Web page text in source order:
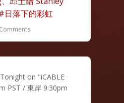
on "iCABLE
PST / 東岸 9:30pm